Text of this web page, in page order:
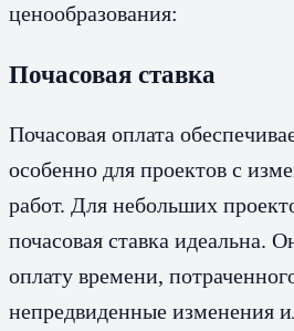
ценообразования:
Почасовая ставка
Почасовая оплата
особенно для проектов с
работ. Для небольших
почасовая ставка идеальна.
оплату времени,
непредвиденные изменения